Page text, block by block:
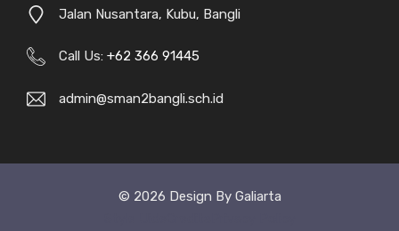
Jalan Nusantara, Kubu, Bangli
Call Us: +62 366 91445
admin@sman2bangli.sch.id
© 2026 Design By Galiarta